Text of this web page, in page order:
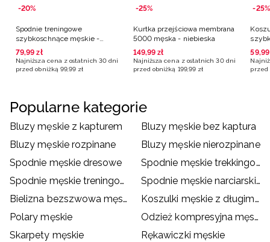
-20%
Spodnie treningowe
szybkoschnące męskie -
granatowe
79,99 zł
Najniższa cena z ostatnich 30 dni
przed obniżką 99,99 zł
-25%
Kurtka przejściowa membrana
5000 męska - niebieska
149,99 zł
Najniższa cena z ostatnich 30 dni
przed obniżką 199,99 zł
-25%
59,99
przed
Popularne kategorie
Bluzy męskie z kapturem
Bluzy męskie bez kaptura
Bluzy męskie rozpinane
Bluzy męskie nierozpinane
Spodnie męskie dresowe
Spodnie męskie trekkingowe
Spodnie męskie treningowe
Spodnie męskie narciarskie
Bielizna bezszwowa męska
Koszulki męskie z długim rękawem
Polary męskie
Odzież kompresyjna męska
Skarpety męskie
Rękawiczki męskie